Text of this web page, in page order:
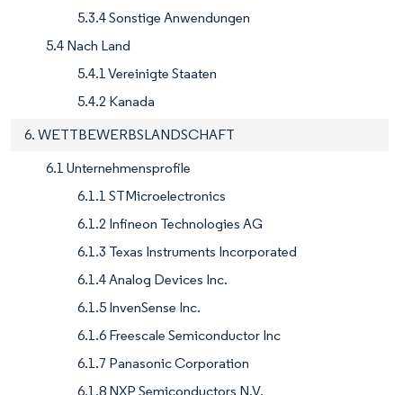
5.3.4 Sonstige Anwendungen
5.4 Nach Land
5.4.1 Vereinigte Staaten
5.4.2 Kanada
6. WETTBEWERBSLANDSCHAFT
6.1 Unternehmensprofile
6.1.1 STMicroelectronics
6.1.2 Infineon Technologies AG
6.1.3 Texas Instruments Incorporated
6.1.4 Analog Devices Inc.
6.1.5 InvenSense Inc.
6.1.6 Freescale Semiconductor Inc
6.1.7 Panasonic Corporation
6.1.8 NXP Semiconductors N.V.